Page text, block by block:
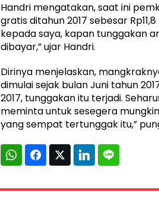
Handri mengatakan, saat ini
gratis ditahun 2017 sebesar
kepada saya, kapan tunggakan
dibayar,” ujar Handri.
Dirinya menjelaskan,
dimulai sejak bulan Juni tahun
2017, tunggakan itu terjadi.
meminta untuk sesegera
yang sempat tertunggak itu,”